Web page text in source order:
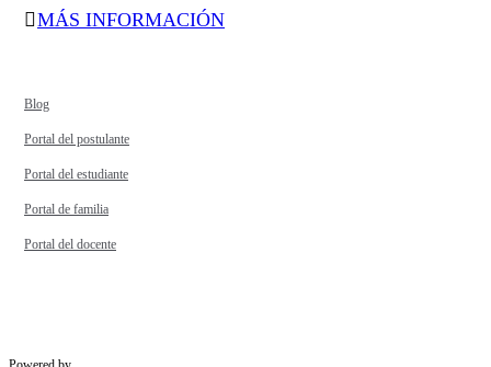
MÁS INFORMACIÓN
Blog
Portal del postulante
Portal del estudiante
Portal de familia
Portal del docente